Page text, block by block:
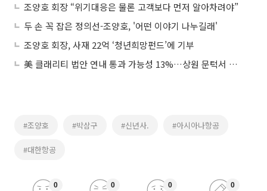
조양호 회장 “위기대응은 물론 고객보다 먼저 알아차려야”
두 손 꼭 잡은 정의선-조양호, '어떤 이야기 나누길래'
조양호 회장, 사재 22억 ‘청년희망펀드’에 기부
美 클래리티 법안 연내 통과 가능성 13%…상원 문턱서 제동
#조양호 #박삼구 #신년사. #아시아나항공
#대한항공
0 0 0 0